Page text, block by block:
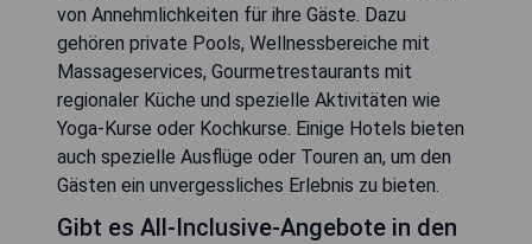
von Annehmlichkeiten für ihre Gäste. Dazu
gehören private Pools, Wellnessbereiche mit
Massageservices, Gourmetrestaurants mit
regionaler Küche und spezielle Aktivitäten wie
Yoga-Kurse oder Kochkurse. Einige Hotels bieten
auch spezielle Ausflüge oder Touren an, um den
Gästen ein unvergessliches Erlebnis zu bieten.
Gibt es All-Inclusive-Angebote in den